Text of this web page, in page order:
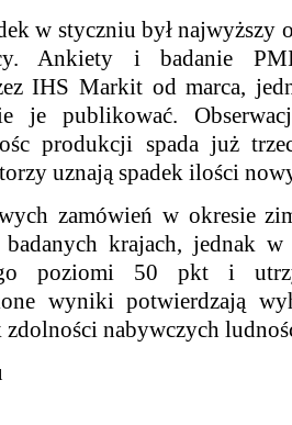
w styczniu był najwyższy
Ankiety i badanie
IHS Markit od marca,
je publikować.
produkcji spada już
uznają spadek ilości
zamówień w okresie
krajach, jednak w
poziomi 50 pkt i
wyniki potwierdzają
zdolności nabywczych